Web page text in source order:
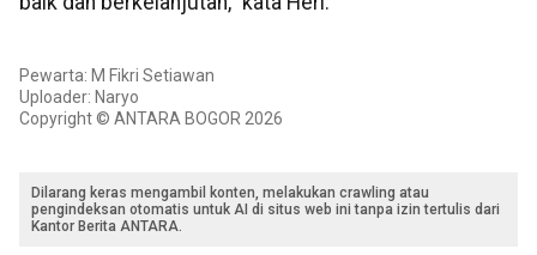
Pewarta: M Fikri Setiawan
Uploader: Naryo
Copyright © ANTARA BOGOR 2026
Dilarang keras mengambil konten, melakukan crawling atau
pengindeksan otomatis untuk AI di situs web ini tanpa izin tertulis dari
Kantor Berita ANTARA.